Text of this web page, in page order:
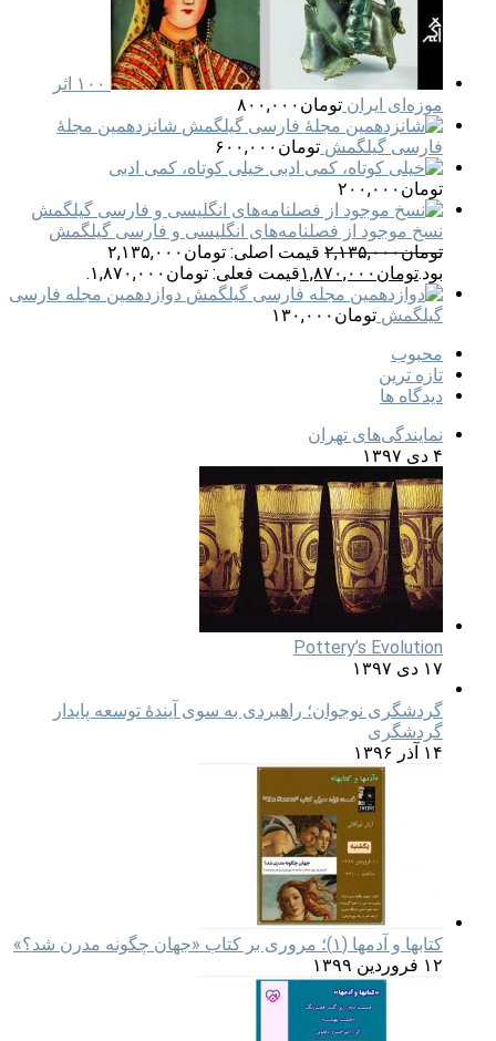
۱۰۰ اثر
موزه‌ای ایران تومان ۸۰۰,۰۰۰
شانزدهمین مجلهٔ
فارسی گیلگمش تومان ۶۰۰,۰۰۰
خیلی کوتاه، کمی ادبی
تومان ۲۰۰,۰۰۰
نسخ موجود از فصلنامه‌های انگلیسی و فارسی گیلگمش
تومان۲,۱۳۵,۰۰۰
قیمت اصلی: تومان۲,۱۳۵,۰۰۰
بود.تومان ۱,۸۷۰,۰۰۰قیمت فعلی: تومان۱,۸۷۰,۰۰۰.
دوازدهمین مجله فارسی
گیلگمش تومان ۱۳۰,۰۰۰
محبوب
تازه ترین
دیدگاه ها
نمایندگی‌های تهران
۴ دی ۱۳۹۷
Pottery’s Evolution
۱۷ دی ۱۳۹۷
گردشگری نوجوان؛ راهبردی به سوی آیندۀ توسعه پایدار
گردشگری
۱۴ آذر ۱۳۹۶
کتابها و آدمها (۱)؛ مروری بر کتاب «جهان چگونه مدرن شد؟»
۱۲ فروردین ۱۳۹۹